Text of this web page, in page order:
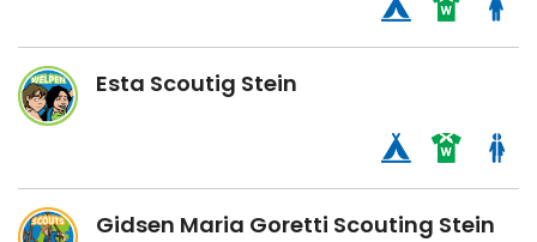
Esta Scoutig Stein
Gidsen Maria Goretti Scouting Stein